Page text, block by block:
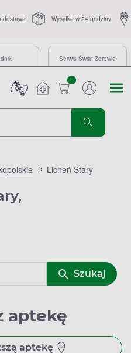
dostawa Wysyłka w 24 godziny
Serwis Świat Zdrowia
sztuk
Licheń Stary
Szukaj
aptekę
aptekę